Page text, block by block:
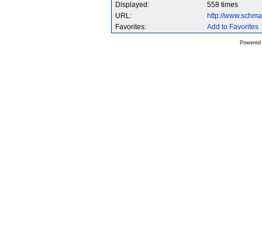
Displayed:
558 times
URL:
http://
Favorites:
Add to Favorites